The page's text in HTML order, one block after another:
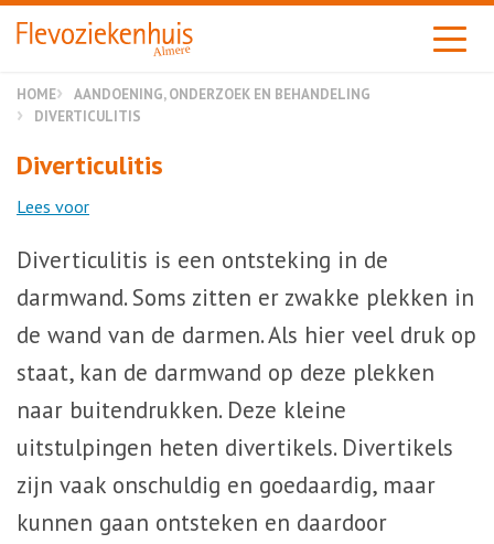
Almere
HOME
AANDOENING, ONDERZOEK EN BEHANDELING
DIVERTICULITIS
Diverticulitis
Lees voor
Diverticulitis is een ontsteking in de
darmwand. Soms zitten er zwakke plekken in
de wand van de darmen. Als hier veel druk op
staat, kan de darmwand op deze plekken
naar buitendrukken. Deze kleine
uitstulpingen heten divertikels. Divertikels
zijn vaak onschuldig en goedaardig, maar
kunnen gaan ontsteken en daardoor